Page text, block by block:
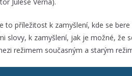
to příležitost k zamyšlení, kde se
slovy, k zamyšlení, jak je možné, že
režimem současným a starým